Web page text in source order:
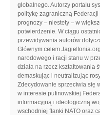
globalnego. Autorzy portalu
politykę zagraniczną
prognozy – niestety – w
potwierdzenie. W ciągu
przewidywania autorów
Głównym celem
narodowego i racji stanu w
działa na rzecz kształtowania
demaskując i neutralizując
Zdecydowanie sprzeciwia się
w interesie putinowskiej
informacyjną i ideologiczną
wschodniej flanki NATO oraz